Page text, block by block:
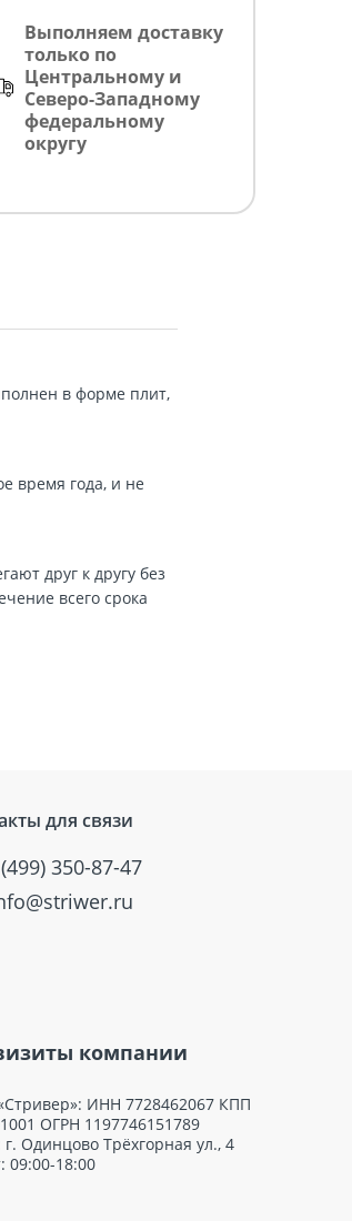
Выполняем доставку
только по
Центральному и
Северо-Западному
федеральному
округу
в форме плит,
время года, и не
друг к другу без
всего срока
для связи
350-87-47
компании
ИНН 7728462067 КПП
ОГРН 1197746151789
Одинцово Трёхгорная ул., 4
09:00-18:00